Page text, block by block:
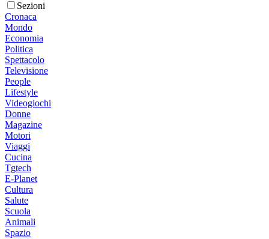
Sezioni
Cronaca
Mondo
Economia
Politica
Spettacolo
Televisione
People
Lifestyle
Videogiochi
Donne
Magazine
Motori
Viaggi
Cucina
Tgtech
E-Planet
Cultura
Salute
Scuola
Animali
Spazio